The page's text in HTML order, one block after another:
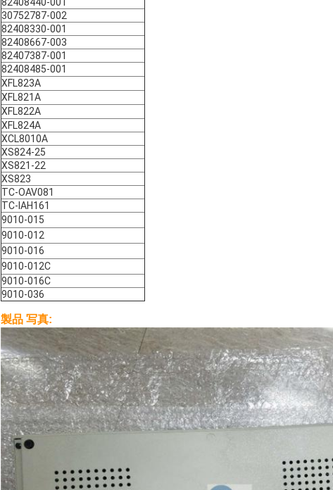
30752787-002
82408330-001
82408667-003
82407387-001
82408485-001
XFL823A
XFL821A
XFL822A
XFL824A
XCL8010A
XS824-25
XS821-22
XS823
TC-OAV081
TC-IAH161
9010-015
9010-012
9010-016
9010-012C
9010-016C
9010-036
製品 写真: